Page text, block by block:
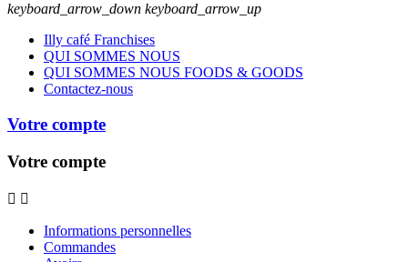
keyboard_arrow_down keyboard_arrow_up
Illy café Franchises
QUI SOMMES NOUS
QUI SOMMES NOUS FOODS & GOODS
Contactez-nous
Votre compte
Votre compte
 
Informations personnelles
Commandes